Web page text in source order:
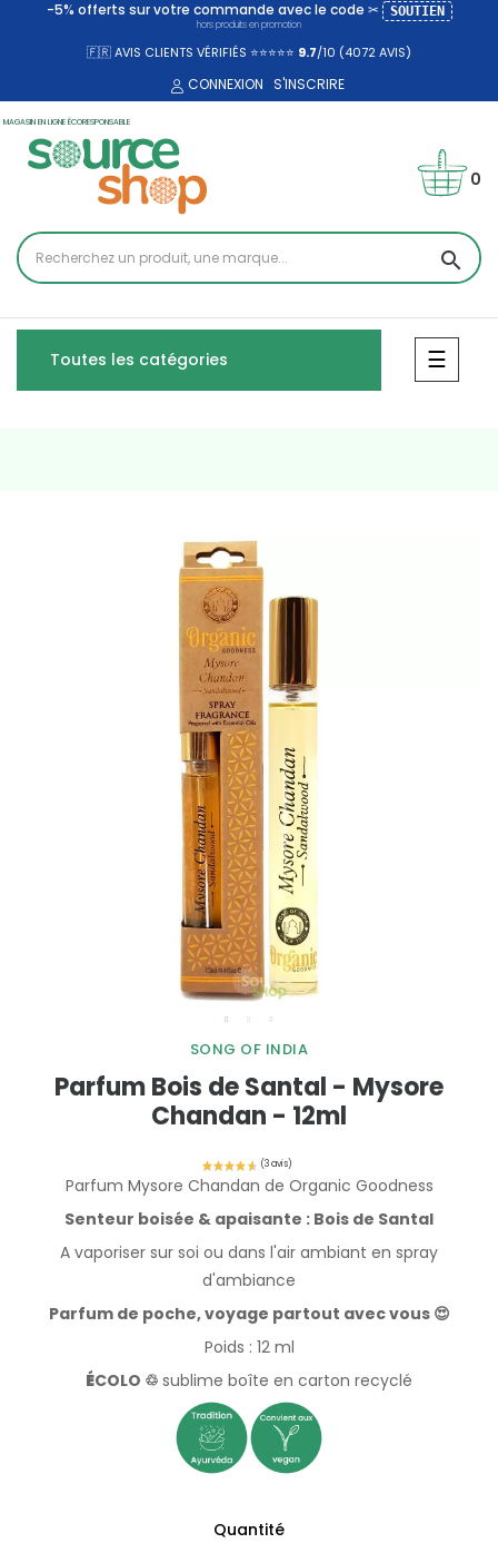
-5% offerts sur votre commande avec le code ✂ SOUTIEN
hors produits en promotion
🇫🇷 AVIS CLIENTS VÉRIFIÉS ⭐⭐⭐⭐⭐ 9.7/10 (4072AVIS)
CONNEXION S'INSCRIRE
MAGASIN EN LIGNE ÉCORESPONSABLE
search
0
Toutes les catégories ☰
SONG OF INDIA
Parfum Bois de Santal - Mysore
Chandan - 12ml
Parfum Mysore Chandan de Organic Goodness
Senteur boisée & apaisante : Bois de Santal
A vaporiser sur soi ou dans l'air ambiant en spray
d'ambiance
Parfum de poche, voyage partout avec vous 😍
Poids : 12 ml
ÉCOLO ♲ sublime boîte en carton recyclé
Quantité